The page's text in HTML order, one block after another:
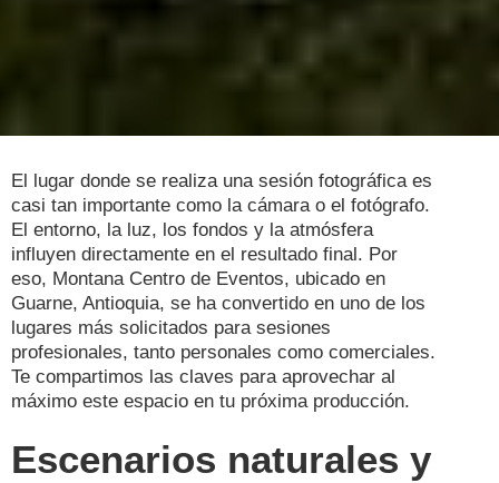
El lugar donde se realiza una sesión fotográfica es
casi tan importante como la cámara o el fotógrafo.
El entorno, la luz, los fondos y la atmósfera
influyen directamente en el resultado final. Por
eso, Montana Centro de Eventos, ubicado en
Guarne, Antioquia, se ha convertido en uno de los
lugares más solicitados para sesiones
profesionales, tanto personales como comerciales.
Te compartimos las claves para aprovechar al
máximo este espacio en tu próxima producción.
Escenarios naturales y